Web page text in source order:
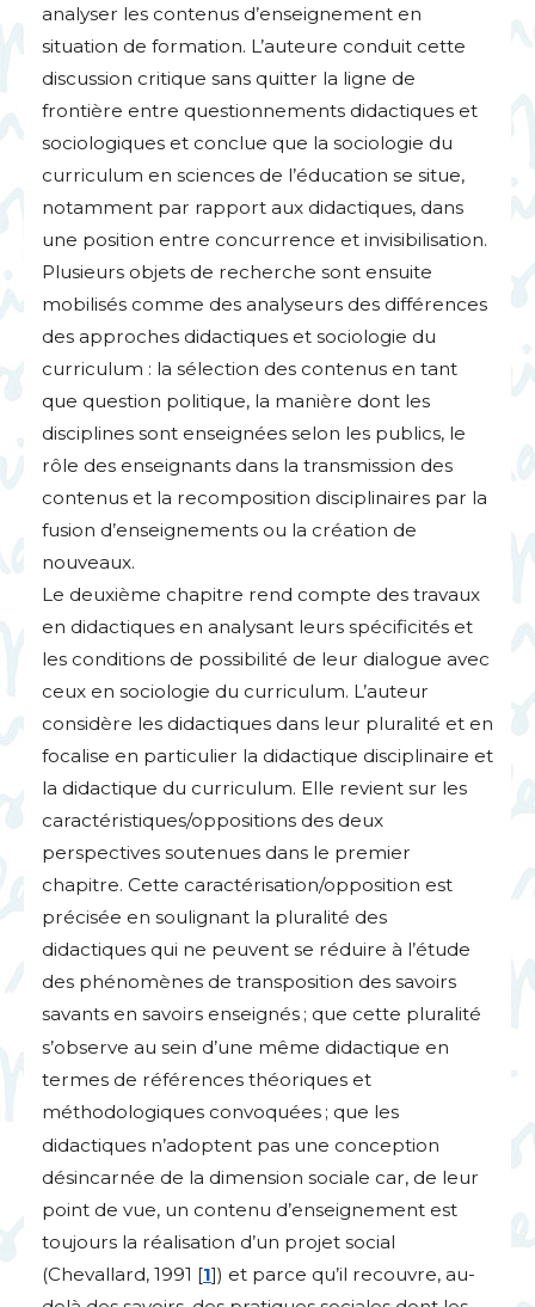
analyser les contenus d’enseignement en
situation de formation. L’auteure conduit cette
discussion critique sans quitter la ligne de
frontière entre questionnements didactiques et
sociologiques et conclue que la sociologie du
curriculum en sciences de l’éducation se situe,
notamment par rapport aux didactiques, dans
une position entre concurrence et invisibilisation.
Plusieurs objets de recherche sont ensuite
mobilisés comme des analyseurs des différences
des approches didactiques et sociologie du
curriculum : la sélection des contenus en tant
que question politique, la manière dont les
disciplines sont enseignées selon les publics, le
rôle des enseignants dans la transmission des
contenus et la recomposition disciplinaires par la
fusion d’enseignements ou la création de
nouveaux.
Le deuxième chapitre rend compte des travaux
en didactiques en analysant leurs spécificités et
les conditions de possibilité de leur dialogue avec
ceux en sociologie du curriculum. L’auteur
considère les didactiques dans leur pluralité et en
focalise en particulier la didactique disciplinaire et
la didactique du curriculum. Elle revient sur les
caractéristiques/oppositions des deux
perspectives soutenues dans le premier
chapitre. Cette caractérisation/opposition est
précisée en soulignant la pluralité des
didactiques qui ne peuvent se réduire à l’étude
des phénomènes de transposition des savoirs
savants en savoirs enseignés ; que cette pluralité
s’observe au sein d’une même didactique en
termes de références théoriques et
méthodologiques convoquées ; que les
didactiques n’adoptent pas une conception
désincarnée de la dimension sociale car, de leur
point de vue, un contenu d’enseignement est
toujours la réalisation d’un projet social
(Chevallard, 1991 [1]) et parce qu’il recouvre, au-